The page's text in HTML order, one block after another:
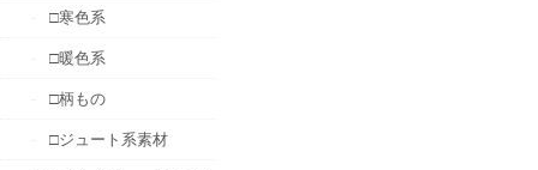
□寒色系
□暖色系
□柄もの
□ジュート系素材